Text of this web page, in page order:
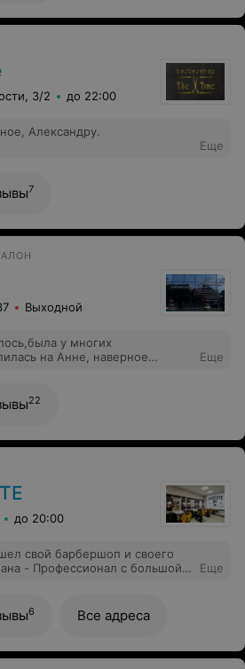
3/2 до 22:00
Александру.
Еще
7
Выходной
у многих
на Анне, наверное
близкого человека... по
Анну,она мне очень
и как просто хороший
Еще
22
до 20:00
свой барбершоп и своего
ничего объяснять!
и рекомендую всем!
Еще
6 Все адреса